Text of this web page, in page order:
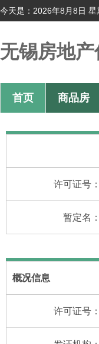
今天是：2026年8月8日 星
无锡房地
首页 商品房
许可证号：
暂定名：